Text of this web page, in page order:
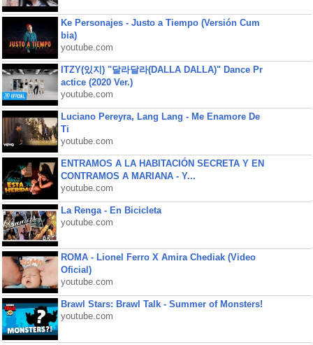
Ke Personajes - Justo a Tiempo (Versión Cum
bia)
youtube.com
ITZY(있지) "달라달라(DALLA DALLA)" Dance Pr
actice (2020 Ver.)
youtube.com
Luciano Pereyra, Lang Lang - Me Enamore De
Ti
youtube.com
ENTRAMOS A LA HABITACIÓN SECRETA Y EN
CONTRAMOS A MARIANA - Y...
youtube.com
La Renga - En Bicicleta
youtube.com
ROMA - Lionel Ferro X Amira Chediak (Video
Oficial)
youtube.com
Brawl Stars: Brawl Talk - Summer of Monsters!
youtube.com